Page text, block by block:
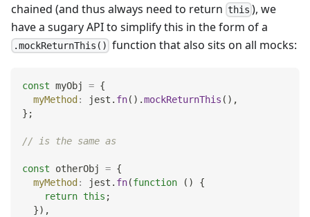
chained (and thus always need to return this ), we
have a sugary API to simplify this in the form of a
.mockReturnThis() function that also sits on all mocks:
const myObj = {
myMethod : jest . fn( ) .mockReturnThis ( ) ,
} ;
// is the same as
const otherObj = {
myMethod : jest . fn(function ( )
{
return this ;
}) ,